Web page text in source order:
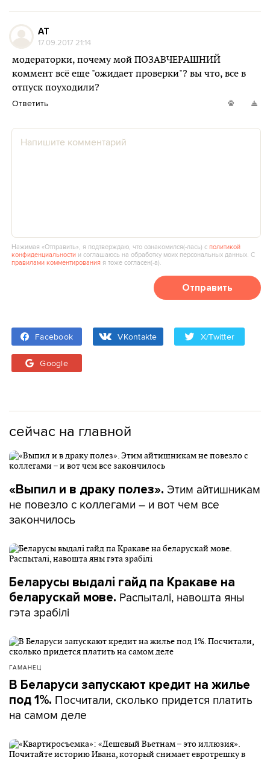
AT
17.09.2017 21:14
модераторки, почему мой ПОЗАВЧЕРАШНИЙ
коммент всё еще "ожидает проверки"? вы что, все в
отпуск поуходили?
Ответить
Нажимая «Отправить», я подтверждаю, что ознакомился(‑лась) сполитикой
конфиденциальности и соглашаюсь на обработку моих персональных данных. С
правилами комментирования я тоже согласен(‑а).
Отправить
Facebook VKontakte X/Twitter
Google
сейчас на главной
«Выпил и в драку полез». Этим айтишникам
не повезло с коллегами – и вот чем все
закончилось
Беларусы выдалі гайд па Кракаве на
беларускай мове. Распыталі, навошта яны
гэта зрабілі
ГАМАНЕЦ
В Беларуси запускают кредит на жилье
под 1%. Посчитали, сколько придется платить
на самом деле